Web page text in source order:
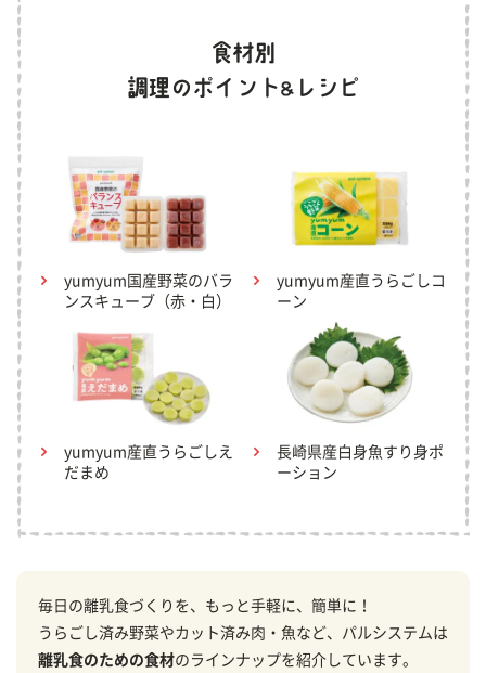
yumyum国産野菜のバラ
ンスキューブ（赤・白）
yumyum産直うらごしコ
ーン
yumyum産直うらごしえ
だまめ
長崎県産白身魚すり身ポ
ーション
毎日の離乳食づくりを、もっと手軽に、簡単に！
うらごし済み野菜やカット済み肉・魚など、パルシステムは
離乳食のための食材のラインナップを紹介しています。